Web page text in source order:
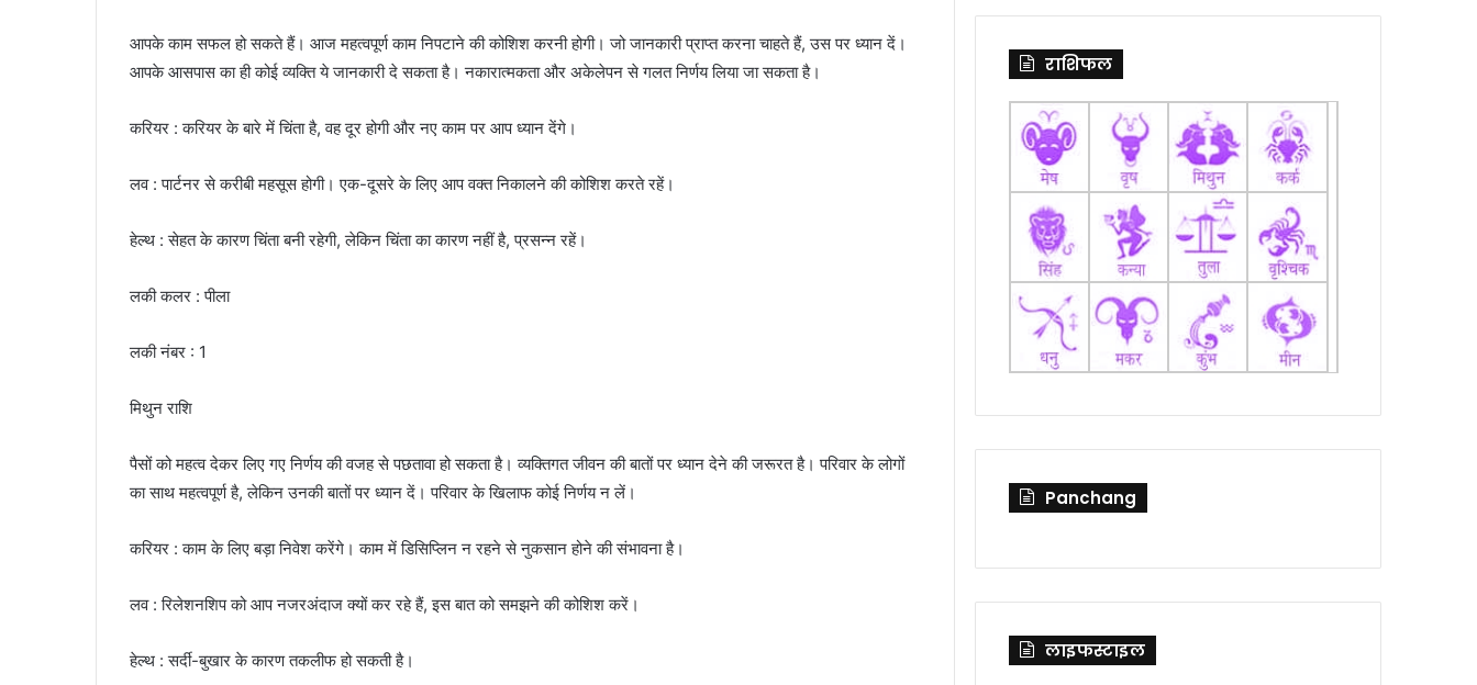
आपके काम सफल हो सकते हैं। आज महत्वपूर्ण काम निपटाने की कोशिश करनी होगी। जो जानकारी प्राप्त करना चाहते हैं, उस पर ध्यान दें।
आपके आसपास का ही कोई व्यक्ति ये जानकारी दे सकता है। नकारात्मकता और अकेलेपन से गलत निर्णय लिया जा सकता है।
करियर : करियर के बारे में चिंता है, वह दूर होगी और नए काम पर आप ध्यान देंगे।
लव : पार्टनर से करीबी महसूस होगी। एक-दूसरे के लिए आप वक्त निकालने की कोशिश करते रहें।
हेल्थ : सेहत के कारण चिंता बनी रहेगी, लेकिन चिंता का कारण नहीं है, प्रसन्न रहें।
लकी कलर : पीला
लकी नंबर : 1
मिथुन राशि
पैसों को महत्व देकर लिए गए निर्णय की वजह से पछतावा हो सकता है। व्यक्तिगत जीवन की बातों पर ध्यान देने की जरूरत है। परिवार के लोगों
का साथ महत्वपूर्ण है, लेकिन उनकी बातों पर ध्यान दें। परिवार के खिलाफ कोई निर्णय न लें।
करियर : काम के लिए बड़ा निवेश करेंगे। काम में डिसिप्लिन न रहने से नुकसान होने की संभावना है।
लव : रिलेशनशिप को आप नजरअंदाज क्यों कर रहे हैं, इस बात को समझने की कोशिश करें।
हेल्थ : सर्दी-बुखार के कारण तकलीफ हो सकती है।
राशिफल
Panchang
लाइफस्टाइल